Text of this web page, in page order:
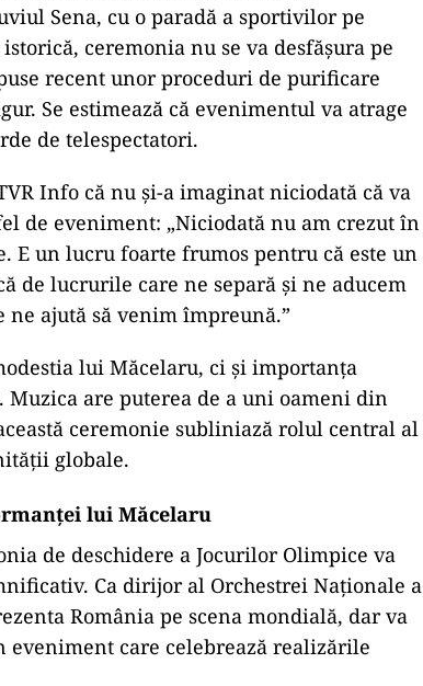
Sena, cu o paradă a sportivilor pe
ceremonia nu se va desfășura pe
recent unor proceduri de purificare
Se estimează că evenimentul va atrage
de telespectatori.
Info că nu și-a imaginat niciodată că va
de eveniment: „Niciodată nu am crezut în
E un lucru foarte frumos pentru că este un
de lucrurile care ne separă și ne aducem
ajută să venim împreună.”
lui Măcelaru, ci și importanța
are puterea de a uni oameni din
ceremonie subliniază rolul central al
globale.
lui Măcelaru
de deschidere a Jocurilor Olimpice va
Ca dirijor al Orchestrei Naționale a
România pe scena mondială, dar va
eveniment care celebrează realizările